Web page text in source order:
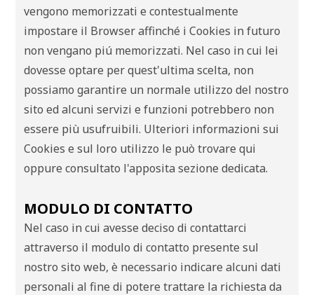
vengono memorizzati e contestualmente
impostare il Browser affinché i Cookies in futuro
non vengano piú memorizzati. Nel caso in cui lei
dovesse optare per quest'ultima scelta, non
possiamo garantire un normale utilizzo del nostro
sito ed alcuni servizi e funzioni potrebbero non
essere più usufruibili. Ulteriori informazioni sui
Cookies e sul loro utilizzo le può trovare qui
oppure consultato l'apposita sezione dedicata.
MODULO DI CONTATTO
Nel caso in cui avesse deciso di contattarci
attraverso il modulo di contatto presente sul
nostro sito web, è necessario indicare alcuni dati
personali al fine di potere trattare la richiesta da